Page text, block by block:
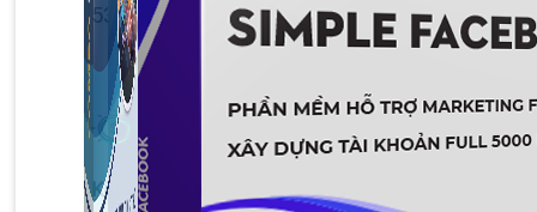
536 bài viết
Kiếm Tiền MMO